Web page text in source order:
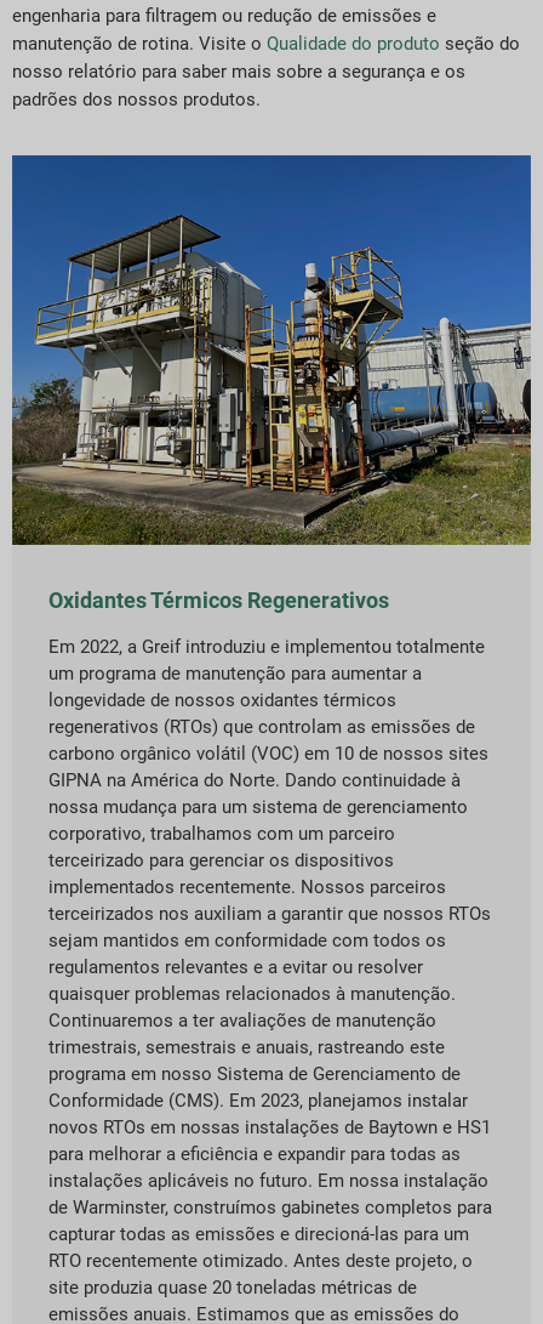
engenharia para filtragem ou redução de emissões e
manutenção de rotina. Visite o Qualidade do produto seção do
nosso relatório para saber mais sobre a segurança e os
padrões dos nossos produtos.
Oxidantes Térmicos Regenerativos
Em 2022, a Greif introduziu e implementou totalmente
um programa de manutenção para aumentar a
longevidade de nossos oxidantes térmicos
regenerativos (RTOs) que controlam as emissões de
carbono orgânico volátil (VOC) em 10 de nossos sites
GIPNA na América do Norte. Dando continuidade à
nossa mudança para um sistema de gerenciamento
corporativo, trabalhamos com um parceiro
terceirizado para gerenciar os dispositivos
implementados recentemente. Nossos parceiros
terceirizados nos auxiliam a garantir que nossos RTOs
sejam mantidos em conformidade com todos os
regulamentos relevantes e a evitar ou resolver
quaisquer problemas relacionados à manutenção.
Continuaremos a ter avaliações de manutenção
trimestrais, semestrais e anuais, rastreando este
programa em nosso Sistema de Gerenciamento de
Conformidade (CMS). Em 2023, planejamos instalar
novos RTOs em nossas instalações de Baytown e HS1
para melhorar a eficiência e expandir para todas as
instalações aplicáveis no futuro. Em nossa instalação
de Warminster, construímos gabinetes completos para
capturar todas as emissões e direcioná-las para um
RTO recentemente otimizado. Antes deste projeto, o
site produzia quase 20 toneladas métricas de
emissões anuais. Estimamos que as emissões do